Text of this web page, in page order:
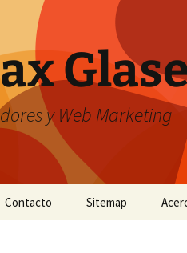
y Web Marketing
Contacto Sitemap